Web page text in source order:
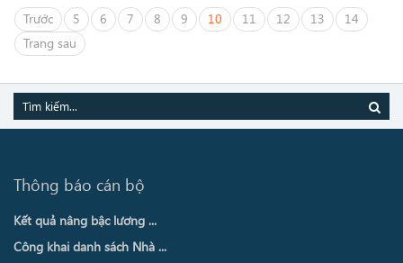
Trước 5 6 7 8 9 10 11 12 13
14
Trang sau
Thông báo cán bộ
Kết quả nâng bậc lương ...
Công khai danh sách Nhà ...